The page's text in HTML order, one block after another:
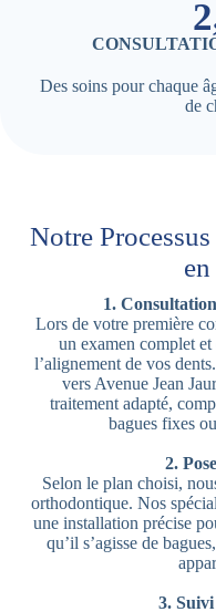
Des soins pour chaque
de
Notre
1.
Lors de votre première
un examen complet
l’alignement de vos
vers Avenue Jean
traitement adapté,
bagues fixes
2.
Selon le plan choisi,
orthodontique. Nos
une installation précise
qu’il s’agisse de
3.